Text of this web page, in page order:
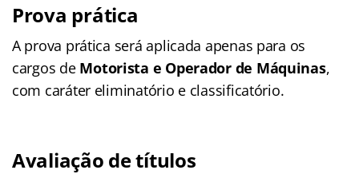
Prova prática
A prova prática será aplicada apenas para os
cargos de Motorista e Operador de Máquinas,
com caráter eliminatório e classificatório.
Avaliação de títulos